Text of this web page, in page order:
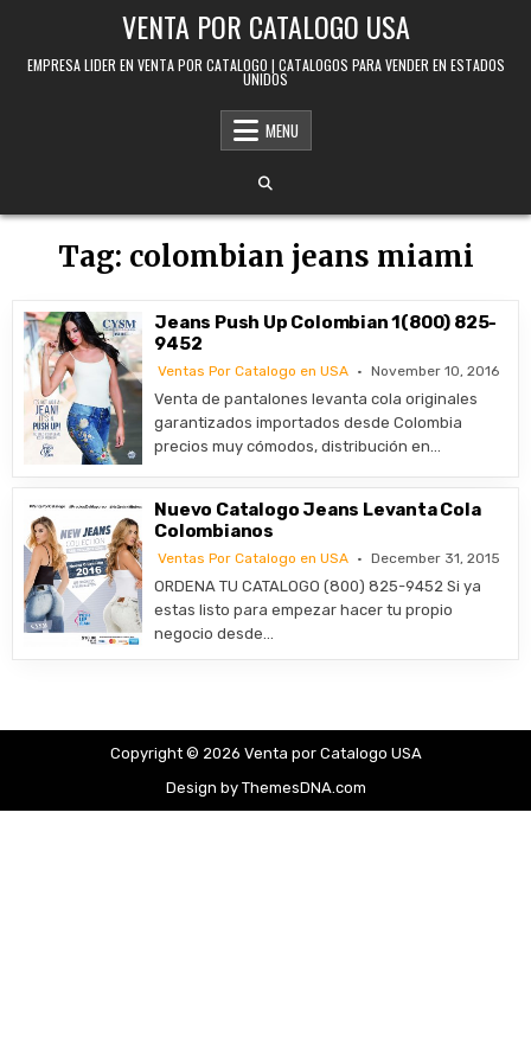
VENTA POR CATALOGO USA
EMPRESA LIDER EN VENTA POR CATALOGO | CATALOGOS PARA VENDER EN ESTADOS
UNIDOS
MENU
Tag: colombian jeans miami
Jeans Push Up Colombian 1(800) 825-
9452
Ventas Por Catalogo en USA November 10, 2016
Venta de pantalones levanta cola originales
garantizados importados desde Colombia
precios muy cómodos, distribución en…
Nuevo Catalogo Jeans Levanta Cola
Colombianos
Ventas Por Catalogo en USA December 31, 2015
ORDENA TU CATALOGO (800) 825-9452 Si ya
estas listo para empezar hacer tu propio
negocio desde…
Copyright © 2026 Venta por Catalogo USA
Design by ThemesDNA.com